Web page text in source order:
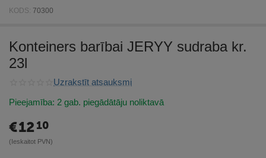
KODS: 70300
Konteiners barībai JERYY sudraba kr.
23l
Uzrakstīt atsauksmi
Pieejamība: 2 gab. piegādātāju noliktavā
€12 10
(Ieskaitot PVN)